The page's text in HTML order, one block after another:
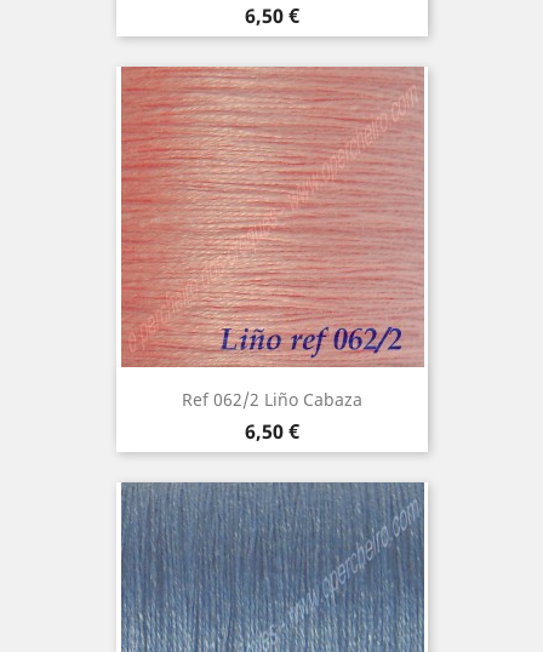
Precio
6,50 €
Ref 062/2 Liño Cabaza
Precio
6,50 €